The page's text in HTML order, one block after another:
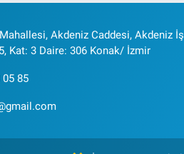
Akdeniz Caddesi, Akdeniz İş
Kat: 3 Daire: 306 Konak/ İzmir
05 85